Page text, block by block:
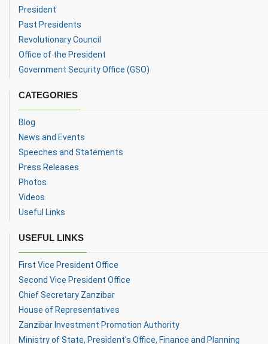
President
Past Presidents
Revolutionary Council
Office of the President
Government Security Office (GSO)
CATEGORIES
Blog
News and Events
Speeches and Statements
Press Releases
Photos
Videos
Useful Links
USEFUL LINKS
First Vice President Office
Second Vice President Office
Chief Secretary Zanzibar
House of Representatives
Zanzibar Investment Promotion Authority
Ministry of State, President's Office, Finance and Planning